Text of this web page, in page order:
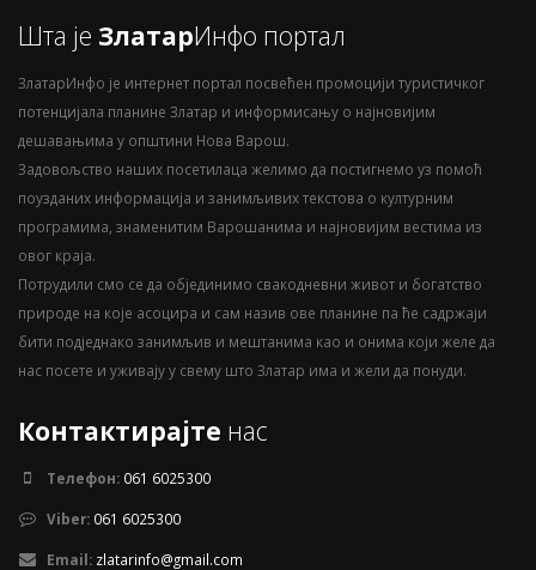
Шта је ЗлатарИнфо портал
ЗлатарИнфо је интернет портал посвећен промоцији туристичког
потенцијала планине Златар и информисању о најновијим
дешавањима у општини Нова Варош.
Задовољство наших посетилаца желимо да постигнемо уз помоћ
поузданих информација и занимљивих текстова о културним
програмима, знаменитим Варошанима и најновијим вестима из
овог краја.
Потрудили смо се да објединимо свакодневни живот и богатство
природе на које асоцира и сам назив ове планине па ће садржаји
бити подједнако занимљив и мештанима као и онима који желе да
нас посете и уживају у свему што Златар има и жели да понуди.
Контактирајте нас
Телефон: 061 6025300
Viber: 061 6025300
Email: zlatarinfo@gmail.com